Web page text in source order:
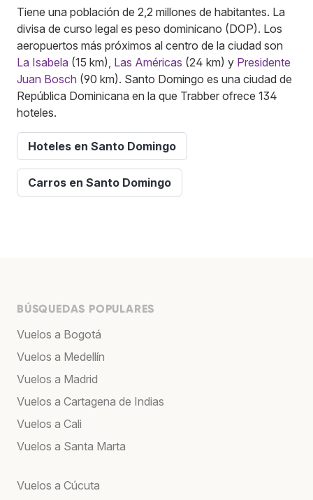
Tiene una población de 2,2 millones de habitantes. La
divisa de curso legal es peso dominicano (DOP). Los
aeropuertos más próximos al centro de la ciudad son
La Isabela (15 km), Las Américas (24 km) y Presidente
Juan Bosch (90 km). Santo Domingo es una ciudad de
República Dominicana en la que Trabber ofrece 134
hoteles.
Hoteles en Santo Domingo
Carros en Santo Domingo
BÚSQUEDAS POPULARES
Vuelos a Bogotá
Vuelos a Medellín
Vuelos a Madrid
Vuelos a Cartagena de Indias
Vuelos a Cali
Vuelos a Santa Marta
Vuelos a Cúcuta